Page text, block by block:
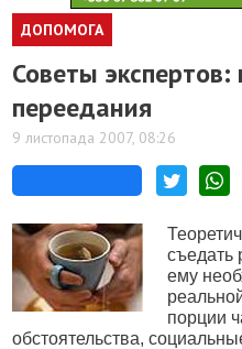
ДОПОМОГА
Советы экспертов:
переедания
9 листопада 2007, 08:26
съедать
ему
порции
обстоятельства,